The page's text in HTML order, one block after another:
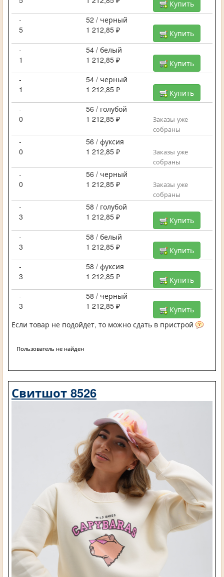
Купить
-
52 / черный
5
1 212,85 ₽
Купить
-
54 / белый
1
1 212,85 ₽
Купить
-
54 / черный
1
1 212,85 ₽
Купить
-
56 / голубой
0
1 212,85 ₽
Заказы уже
собраны
-
56 / фуксия
0
1 212,85 ₽
Заказы уже
собраны
-
56 / черный
0
1 212,85 ₽
Заказы уже
собраны
-
58 / голубой
3
1 212,85 ₽
Купить
-
58 / белый
3
1 212,85 ₽
Купить
-
58 / фуксия
3
1 212,85 ₽
Купить
-
58 / черный
3
1 212,85 ₽
Купить
Если товар не подойдет, то можно сдать в пристрой
Пользователь не найден
Свитшот 8526